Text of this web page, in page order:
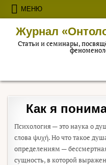
Перейти к содержимому
МЕНЮ
Журнал
Статьи и семинары,
Как я
Психология — это наука о
слова ψυχή. Но что такое
определениям —
сущность, в которой